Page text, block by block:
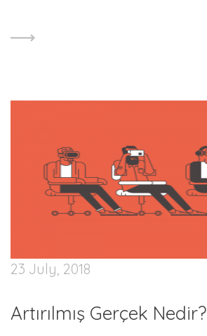
23 July, 2018
Artırılmış Gerçek Nedir?